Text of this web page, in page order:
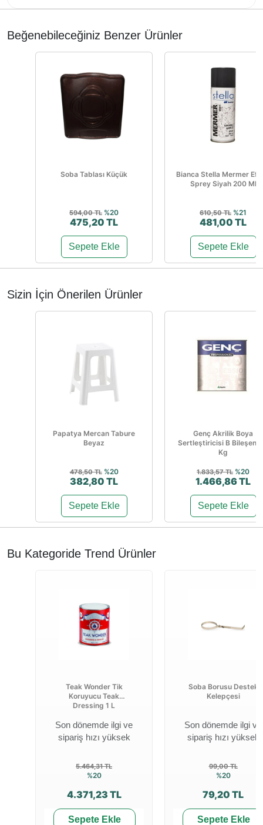
Beğenebileceğiniz Benzer Ürünler
Soba Tablası Küçük
594,00 TL %20
475,20 TL
Sepete Ekle
Bianca Stella Mermer
Sprey Siyah 200 Ml
610,50 TL %21
481,00 TL
Sepete Ekle
Sizin İçin Önerilen Ürünler
Papatya Mercan Tabure
Beyaz
478,50 TL %20
382,80 TL
Sepete Ekle
Genç Akrilik Boya
Sertleştiricisi B Bileşen
Kg
1.833,57 TL %20
1.466,86 TL
Sepete Ekle
Bu Kategoride Trend Ürünler
Teak Wonder Tik
Koruyucu Teak
Dressing 1 L
Son dönemde ilgi ve
sipariş hızı yüksek
5.464,31 TL
%20
4.371,23 TL
Sepete Ekle
Soba Borusu Destek
Kelepçesi
Son dönemde ilgi ve
sipariş hızı yüksek
99,00 TL
%20
79,20 TL
Sepete Ekle